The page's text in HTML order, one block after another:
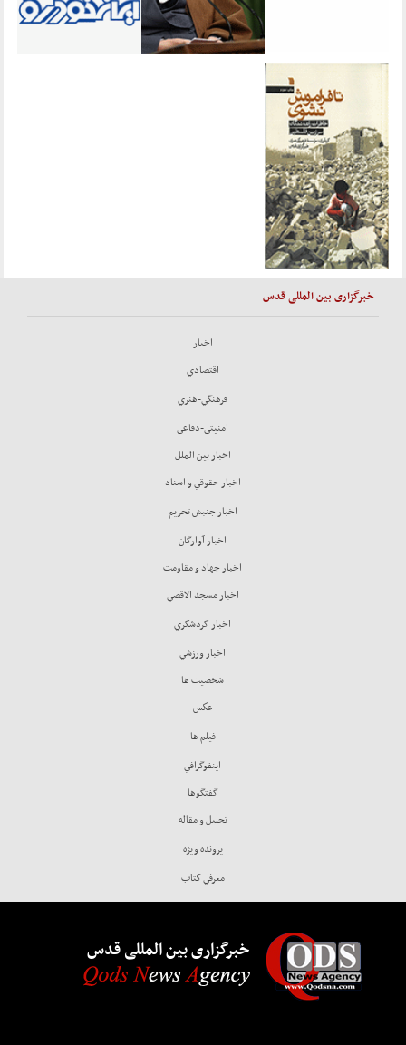
خبرگزاری بین المللی قدس
اخبار
اقتصادي
فرهنگي-هنري
امنيتي-دفاعي
اخبار بين الملل
اخبار حقوقي و اسناد
اخبار جنبش تحريم
اخبار آوارگان
اخبار جهاد و مقاومت
اخبار مسجد الاقصي
اخبار گردشگري
اخبار ورزشي
شخصيت ها
عكس
فيلم ها
اينفوگرافي
گفتگوها
تحليل و مقاله
پرونده ويژه
معرفي كتاب
خبرگزاری بین المللی قدس